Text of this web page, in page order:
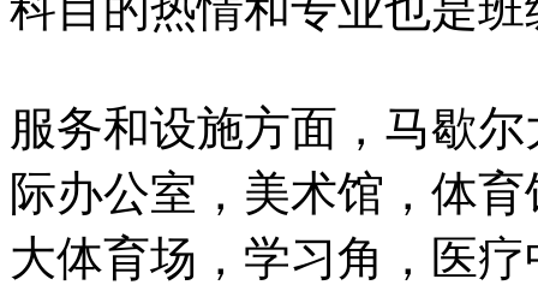
服务和设施方面，马歇
际办公室，美术馆，体
大体育场，学习角，医